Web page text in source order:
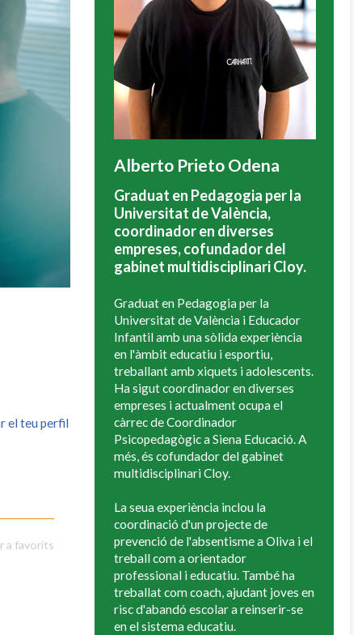
el teu perfil
a favorits
Alberto Prieto Odena
Graduat en Pedagogia per la
Universitat de València,
coordinador en diverses
empreses, cofundador del
gabinet multidisciplinari Cloy.
Graduat en Pedagogia per la
Universitat de València i Educador
Infantil amb una sòlida experiència
en l'àmbit educatiu i esportiu,
treballant amb xiquets i adolescents.
Ha sigut coordinador en diverses
empreses i actualment ocupa el
càrrec de Coordinador
Psicopedagògic a Siena Educació. A
més, és cofundador del gabinet
multidisciplinariCloy.
La seua experiència inclou la
coordinació d'un projecte de
prevenció de l'absentisme a Oliva i el
treball com a orientador
professional i educatiu. També ha
treballat comcoach, ajudant joves en
risc d'abandó escolar a reinserir-se
en el sistema educatiu.